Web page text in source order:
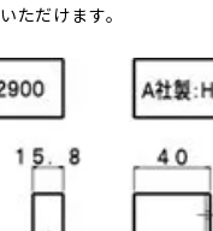
ただけます。